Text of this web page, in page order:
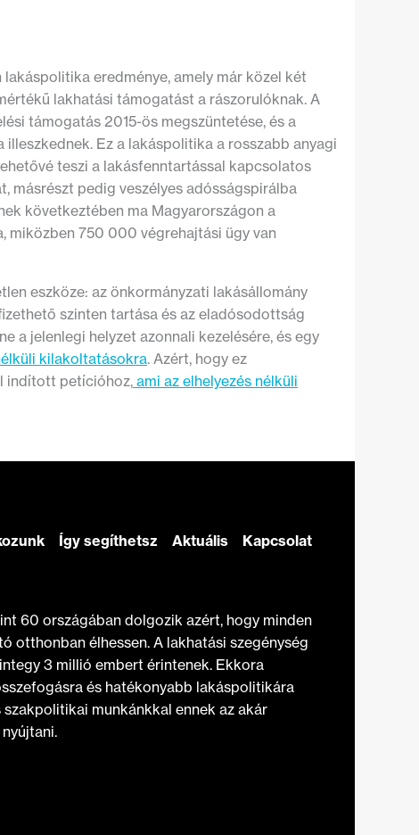
lakáspolitika eredménye, amely már közel két
lakhatási támogatást a rászorulóknak. A
támogatás 2015-ös megszüntetése, és a
Ez a lakáspolitika a rosszabb anyagi
teszi a lakásfenntartással kapcsolatos
másrészt pedig veszélyes adósságspirálba
következtében ma Magyarországon a
miközben 750 000 végrehajtási ügy van
eszköze: az önkormányzati lakásállomány
szinten tartása és az eladósodottság
a jelenlegi helyzet azonnali kezelésére, és egy
kilakoltatásokra. Azért, hogy ez
indított petícióhoz,ami az elhelyezés nélküli
Így segíthetsz Aktuális Kapcsolat
60 országában dolgozik azért, hogy minden
otthonban élhessen. A lakhatási szegénység
3 millió embert érintenek. Ekkora
és hatékonyabb lakáspolitikára
munkánkkal ennek az akár